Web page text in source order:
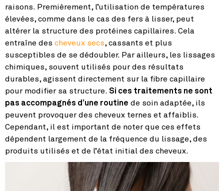
raisons. Premièrement, l’utilisation de températures
élevées, comme dans le cas des fers à lisser, peut
altérer la structure des protéines capillaires. Cela
entraîne des cheveux secs, cassants et plus
susceptibles de se dédoubler. Par ailleurs, les lissages
chimiques, souvent utilisés pour des résultats
durables, agissent directement sur la fibre capillaire
pour modifier sa structure. Si ces traitements ne sont
pas accompagnés d’une routine de soin adaptée, ils
peuvent provoquer des cheveux ternes et affaiblis.
Cependant, il est important de noter que ces effets
dépendent largement de la fréquence du lissage, des
produits utilisés et de l’état initial des cheveux.